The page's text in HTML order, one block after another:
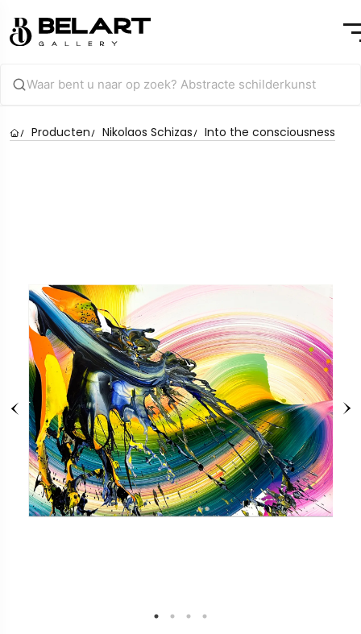
Producten Nikolaos Schizas Into the consciousness